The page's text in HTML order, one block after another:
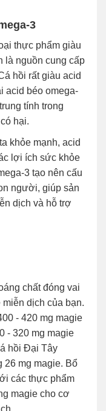
3
thực phẩm giàu
là nguồn cung cấp
hồi rất giàu acid
acid béo omega-
tính trong
hại.
khỏe mạnh, acid
lợi ích sức khỏe
3 tạo nên cấu
người, giúp sản
dịch và hỗ trợ
chất đóng vai
dịch của bạn.
- 420 mg magie
- 320 mg magie
hồi Đại Tây
26 mg magie. Bổ
các thực phẩm
magie cho cơ